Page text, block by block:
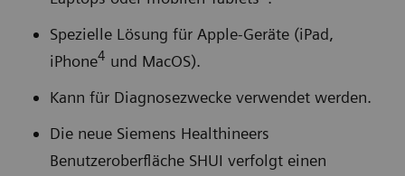
Spezielle Lösung für Apple-Geräte (iPad,
iPhone4 und MacOS).
Kann für Diagnosezwecke verwendet werden.
Die neue Siemens Healthineers
Benutzeroberfläche SHUI verfolgt einen